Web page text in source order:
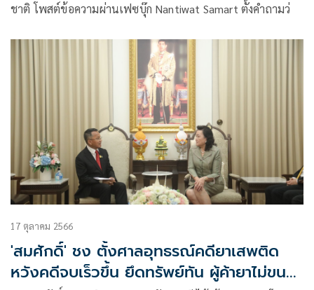
ชาติ โพสต์ข้อความผ่านเฟซบุ๊ก Nantiwat Samart ตั้งคำถามว่
17 ตุลาคม 2566
'สมศักดิ์' ชง ตั้งศาลอุทธรณ์คดียาเสพติด
หวังคดีจบเร็วขึ้น ยึดทรัพย์ทัน ผู้ค้ายาไม่ขน